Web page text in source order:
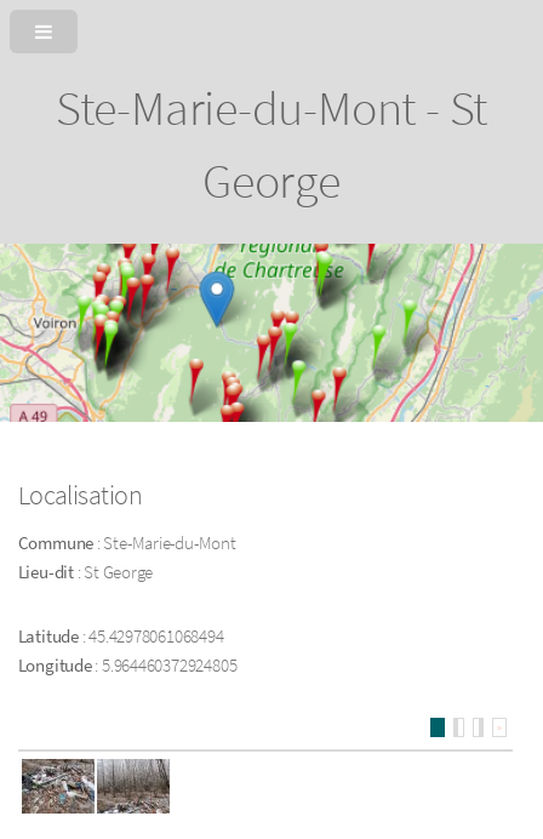
Ste-Marie-du-Mont - St
George
Localisation
Commune : Ste-Marie-du-Mont
Lieu-dit: St George
Latitude: 45.42978061068494
Longitude: 5.964460372924805
>